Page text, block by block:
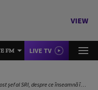
VIEW
FM LIVE TV
al SRI, despre ce înseamnă în realitate retragerea trupelor ucrainene: „Această predare ridică un mare semn de întrebare”